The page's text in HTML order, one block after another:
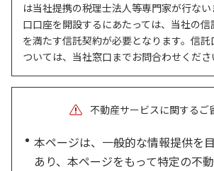
は当社提携の税理士法人等専門家が行な
口口座を開設するにあたっては、当社の
を満たす信託契約が必要となります。信
ついては、当社窓口までお問合わせくださ
不動産サービスに関するご
本ページは、一般的な情報提供を
あり、本ページをもって特定の不